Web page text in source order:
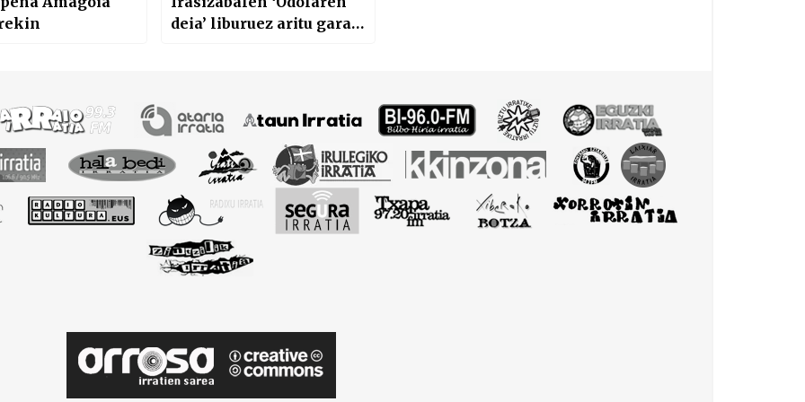
deia’ liburuez aritu gara